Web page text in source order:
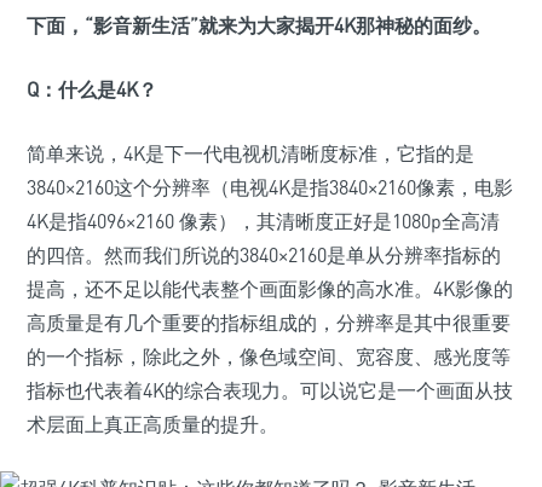
下面，“影音新生活”就来为大家揭开4K那神秘的面纱。
Q： 什么是4K？
简单来说，4K是下一代电视机清晰度标准，它指的是
3840×2160这个分辨率（电视4K是指3840×2160像素，电影
4K是指4096×2160 像素），其清晰度正好是1080p全高清
的四倍。然而我们所说的3840×2160是单从分辨率指标的
提高，还不足以能代表整个画面影像的高水准。4K影像的
高质量是有几个重要的指标组成的，分辨率是其中很重要
的一个指标，除此之外，像色域空间、宽容度、感光度等
指标也代表着4K的综合表现力。可以说它是一个画面从技
术层面上真正高质量的提升。